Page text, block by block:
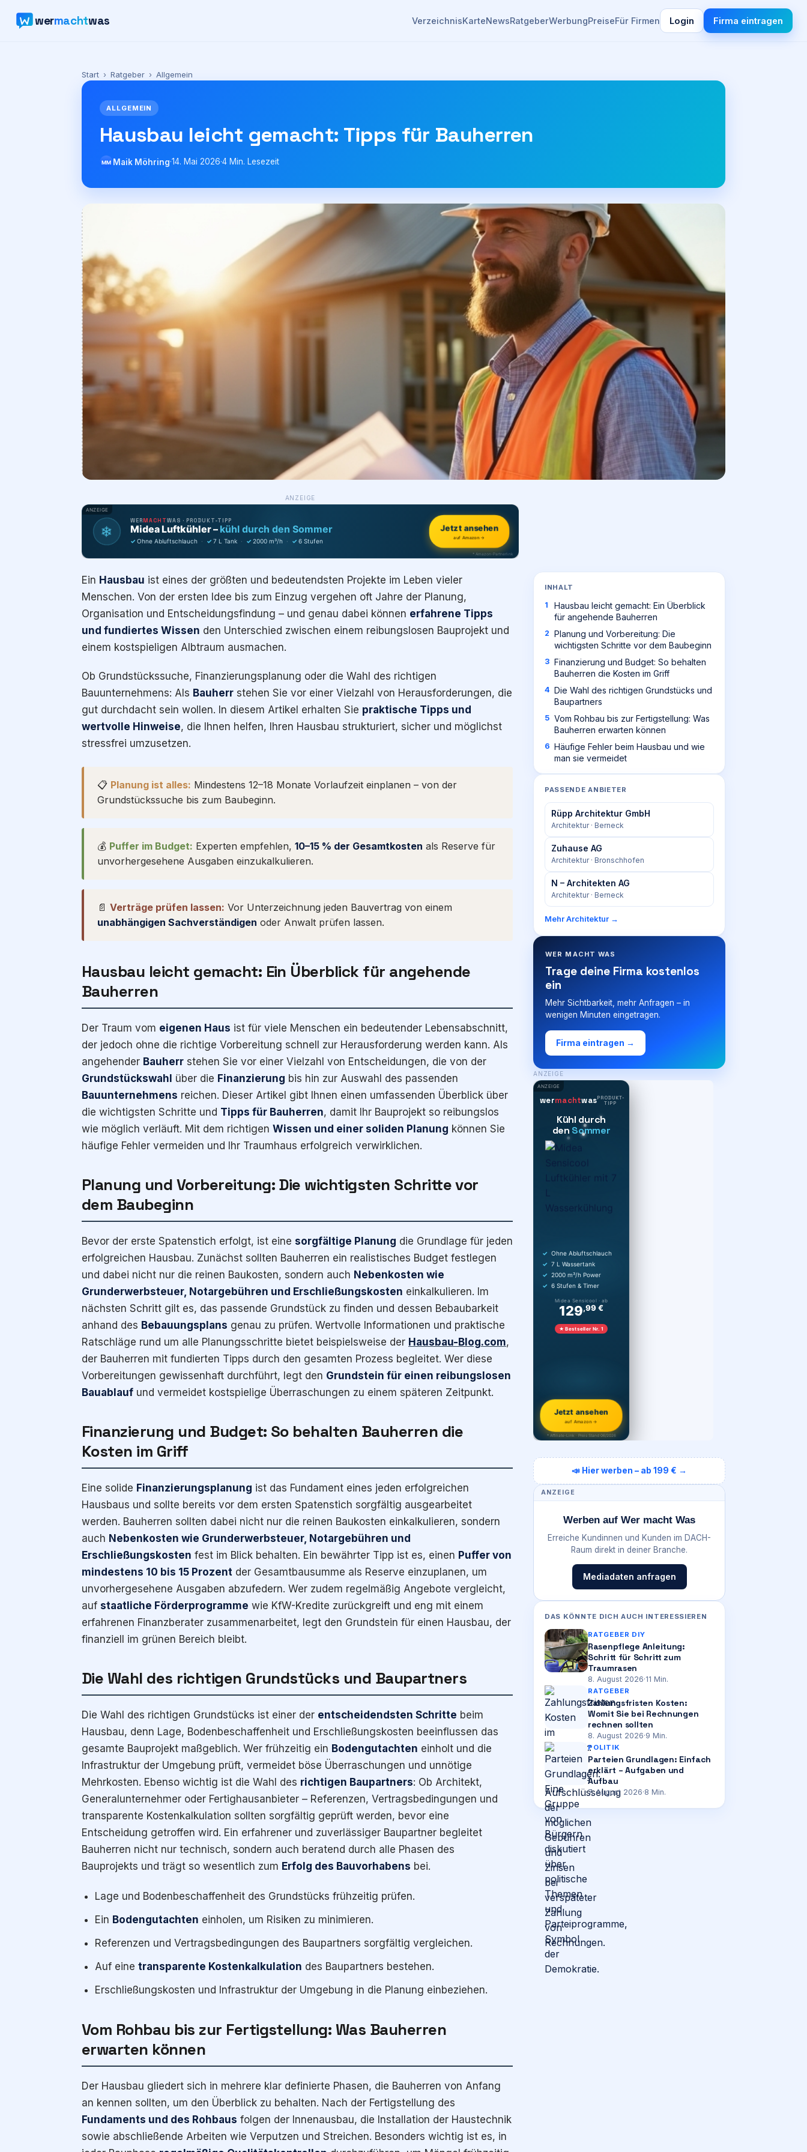
wermachtwas VerzeichnisKarteNewsRatgeberWerbungPreiseFür Firmen Login Firma eintragen
Start › Ratgeber › Allgemein
ALLGEMEIN
Hausbau leicht gemacht: Tipps für Bauherren
MM Maik Möhring·14. Mai 2026·4 Min. Lesezeit
ANZEIGE
ANZEIGE
❄
WERMACHTWAS · PRODUKT-TIPP
Midea Luftkühler – kühl durch den Sommer
✓ Ohne Abluftschlauch · ✓ 7 L Tank · ✓ 2000 m³/h · ✓ 6 Stufen
Jetzt ansehen
auf Amazon →
* Amazon-Partnerlink
Ein Hausbau ist eines der größten und bedeutendsten Projekte im Leben vieler
Menschen. Von der ersten Idee bis zum Einzug vergehen oft Jahre der Planung,
Organisation und Entscheidungsfindung – und genau dabei können erfahrene Tipps
und fundiertes Wissen den Unterschied zwischen einem reibungslosen Bauprojekt und
einem kostspieligen Albtraum ausmachen.
Ob Grundstückssuche, Finanzierungsplanung oder die Wahl des richtigen
Bauunternehmens: Als Bauherr stehen Sie vor einer Vielzahl von Herausforderungen, die
gut durchdacht sein wollen. In diesem Artikel erhalten Sie praktische Tipps und
wertvolle Hinweise, die Ihnen helfen, Ihren Hausbau strukturiert, sicher und möglichst
stressfrei umzusetzen.
📋 Planung ist alles: Mindestens 12–18 Monate Vorlaufzeit einplanen – von der
Grundstückssuche bis zum Baubeginn.
💰 Puffer im Budget: Experten empfehlen, 10–15 % der Gesamtkosten als Reserve für
unvorhergesehene Ausgaben einzukalkulieren.
📄 Verträge prüfen lassen: Vor Unterzeichnung jeden Bauvertrag von einem
unabhängigen Sachverständigen oder Anwalt prüfen lassen.
Hausbau leicht gemacht: Ein Überblick für angehende
Bauherren
Der Traum vom eigenen Haus ist für viele Menschen ein bedeutender Lebensabschnitt,
der jedoch ohne die richtige Vorbereitung schnell zur Herausforderung werden kann. Als
angehender Bauherr stehen Sie vor einer Vielzahl von Entscheidungen, die von der
Grundstückswahl über die Finanzierung bis hin zur Auswahl des passenden
Bauunternehmens reichen. Dieser Artikel gibt Ihnen einen umfassenden Überblick über
die wichtigsten Schritte und Tipps für Bauherren, damit Ihr Bauprojekt so reibungslos
wie möglich verläuft. Mit dem richtigen Wissen und einer soliden Planung können Sie
häufige Fehler vermeiden und Ihr Traumhaus erfolgreich verwirklichen.
Planung und Vorbereitung: Die wichtigsten Schritte vor
dem Baubeginn
Bevor der erste Spatenstich erfolgt, ist eine sorgfältige Planung die Grundlage für jeden
erfolgreichen Hausbau. Zunächst sollten Bauherren ein realistisches Budget festlegen
und dabei nicht nur die reinen Baukosten, sondern auch Nebenkosten wie
Grunderwerbsteuer, Notargebühren und Erschließungskosten einkalkulieren. Im
nächsten Schritt gilt es, das passende Grundstück zu finden und dessen Bebaubarkeit
anhand des Bebauungsplans genau zu prüfen. Wertvolle Informationen und praktische
Ratschläge rund um alle Planungsschritte bietet beispielsweise der Hausbau-Blog.com,
der Bauherren mit fundierten Tipps durch den gesamten Prozess begleitet. Wer diese
Vorbereitungen gewissenhaft durchführt, legt den Grundstein für einen reibungslosen
Bauablauf und vermeidet kostspielige Überraschungen zu einem späteren Zeitpunkt.
Finanzierung und Budget: So behalten Bauherren die
Kosten im Griff
Eine solide Finanzierungsplanung ist das Fundament eines jeden erfolgreichen
Hausbaus und sollte bereits vor dem ersten Spatenstich sorgfältig ausgearbeitet
werden. Bauherren sollten dabei nicht nur die reinen Baukosten einkalkulieren, sondern
auch Nebenkosten wie Grunderwerbsteuer, Notargebühren und
Erschließungskosten fest im Blick behalten. Ein bewährter Tipp ist es, einen Puffer von
mindestens 10 bis 15 Prozent der Gesamtbausumme als Reserve einzuplanen, um
unvorhergesehene Ausgaben abzufedern. Wer zudem regelmäßig Angebote vergleicht,
auf staatliche Förderprogramme wie KfW-Kredite zurückgreift und eng mit einem
erfahrenen Finanzberater zusammenarbeitet, legt den Grundstein für einen Hausbau, der
finanziell im grünen Bereich bleibt.
Die Wahl des richtigen Grundstücks und Baupartners
Die Wahl des richtigen Grundstücks ist einer der entscheidendsten Schritte beim
Hausbau, denn Lage, Bodenbeschaffenheit und Erschließungskosten beeinflussen das
gesamte Bauprojekt maßgeblich. Wer frühzeitig ein Bodengutachten einholt und die
Infrastruktur der Umgebung prüft, vermeidet böse Überraschungen und unnötige
Mehrkosten. Ebenso wichtig ist die Wahl des richtigen Baupartners: Ob Architekt,
Generalunternehmer oder Fertighausanbieter – Referenzen, Vertragsbedingungen und
transparente Kostenkalkulation sollten sorgfältig geprüft werden, bevor eine
Entscheidung getroffen wird. Ein erfahrener und zuverlässiger Baupartner begleitet
Bauherren nicht nur technisch, sondern auch beratend durch alle Phasen des
Bauprojekts und trägt so wesentlich zum Erfolg des Bauvorhabens bei.
Lage und Bodenbeschaffenheit des Grundstücks frühzeitig prüfen.
Ein Bodengutachten einholen, um Risiken zu minimieren.
Referenzen und Vertragsbedingungen des Baupartners sorgfältig vergleichen.
Auf eine transparente Kostenkalkulation des Baupartners bestehen.
Erschließungskosten und Infrastruktur der Umgebung in die Planung einbeziehen.
Vom Rohbau bis zur Fertigstellung: Was Bauherren
erwarten können
Der Hausbau gliedert sich in mehrere klar definierte Phasen, die Bauherren von Anfang
an kennen sollten, um den Überblick zu behalten. Nach der Fertigstellung des
Fundaments und des Rohbaus folgen der Innenausbau, die Installation der Haustechnik
sowie abschließende Arbeiten wie Verputzen und Streichen. Besonders wichtig ist es, in
INHALT
Hausbau leicht gemacht: Ein Überblick
für angehende Bauherren
Planung und Vorbereitung: Die
wichtigsten Schritte vor dem Baubeginn
Finanzierung und Budget: So behalten
Bauherren die Kosten im Griff
Die Wahl des richtigen Grundstücks und
Baupartners
Vom Rohbau bis zur Fertigstellung: Was
Bauherren erwarten können
Häufige Fehler beim Hausbau und wie
man sie vermeidet
PASSENDE ANBIETER
Rüpp Architektur GmbH
Architektur· Berneck
Zuhause AG
Architektur· Bronschhofen
N – Architekten AG
Architektur· Berneck
MehrArchitektur →
WER MACHT WAS
Trage deine Firma kostenlos
ein
Mehr Sichtbarkeit, mehr Anfragen – in
wenigen Minuten eingetragen.
Firma eintragen →
ANZEIGE
ANZEIGE
wermachtwasPRODUKT-
TIPP
Kühl durch
den Sommer
Ohne Abluftschlauch
7 L Wassertank
2000 m³/h Power
6 Stufen & Timer
Midea Sensicool · ab
129,99 €
★ Bestseller Nr. 1
Jetzt ansehen
auf Amazon →
* Affiliate-Link · Preis Stand 06/2026
📣 Hier werben – ab 199 € →
ANZEIGE
Werben auf Wer macht Was
Erreiche Kundinnen und Kunden im DACH-
Raum direkt in deiner Branche.
Mediadaten anfragen
DAS KÖNNTE DICH AUCH INTERESSIEREN
RATGEBER DIY
Rasenpflege Anleitung:
Schritt für Schritt zum
Traumrasen
8. August 2026·11 Min.
RATGEBER
Zahlungsfristen Kosten:
Womit Sie bei Rechnungen
rechnen sollten
8. August 2026·9 Min.
POLITIK
Parteien Grundlagen: Einfach
erklärt – Aufgaben und
Aufbau
7. August 2026·8 Min.